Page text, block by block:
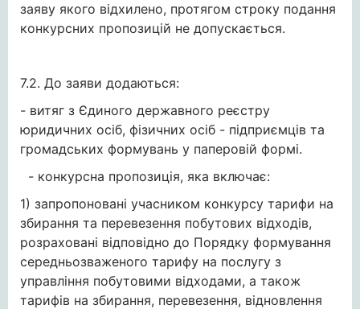
заяву якого відхилено, протягом строку подання
конкурсних пропозицій не допускається.
7.2. До заяви додаються:
- витяг з Єдиного державного реєстру
юридичних осіб, фізичних осіб - підприємців та
громадських формувань у паперовій формі.
- конкурсна пропозиція, яка включає:
1) запропоновані учасником конкурсу тарифи на
збирання та перевезення побутових відходів,
розраховані відповідно до Порядку формування
середньозваженого тарифу на послугу з
управління побутовими відходами, а також
тарифів на збирання, перевезення, відновлення